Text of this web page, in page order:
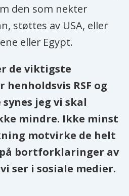
den som nekter
støttes av USA, eller
eller Egypt.
de viktigste
RSF og
synes jeg vi skal
mindre. Ikke minst
motvirke de helt
bortforklaringer av
ser i sosiale medier.